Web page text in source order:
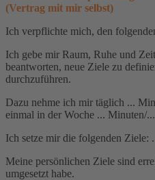
(Vertrag mit mir selbst)
Ich verpflichte mich, den
Ich gebe mir Raum, Ruhe und
beantworten, neue Ziele zu
durchzuführen.
Dazu nehme ich mir täglich ...
einmal in der Woche ... Minuten/
Ich setze mir die folgenden Ziele:
Meine persönlichen Ziele sind
umgesetzt habe.